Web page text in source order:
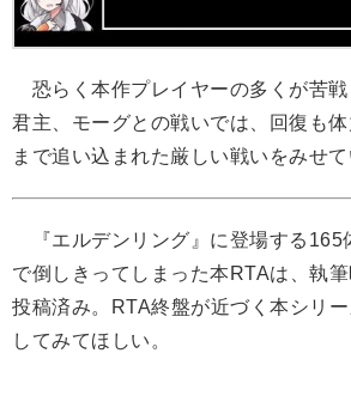
恐らく本作プレイヤーの多くが苦
君主、モーグとの戦いでは、回復も
まで追い込まれた厳しい戦いをみせて
『エルデンリング』に登場する165
で倒しきってしまった本RTAは、執
投稿済み。RTA終盤が近づく本シリ
してみてほしい。